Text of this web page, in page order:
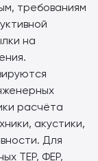
требованиям
на
расчёта
акустики,
Для
ТЕР, ФЕР,